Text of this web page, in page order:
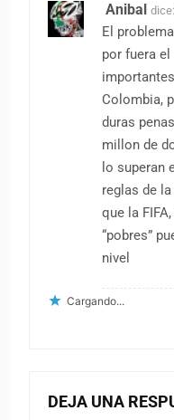
Anibal dice:
El
por fuera
Colombia,
duras
millon de
lo superan
reglas de
que la
“pobres”
nivel
Cargando...
DEJA UNA